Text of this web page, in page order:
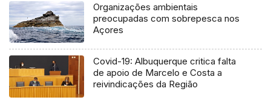
Organizações ambientais
preocupadas com sobrepesca nos
Açores
Covid-19: Albuquerque critica falta
de apoio de Marcelo e Costa a
reivindicações da Região